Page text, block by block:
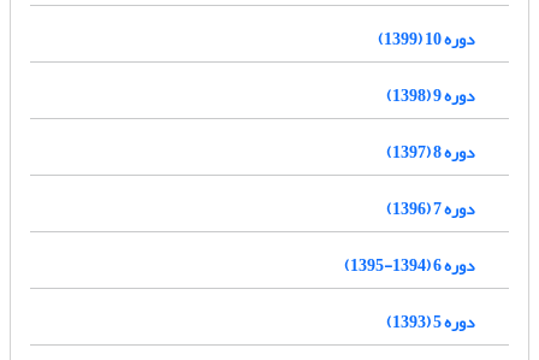
دوره 10 (1399)
دوره 9 (1398)
دوره 8 (1397)
دوره 7 (1396)
دوره 6 (1394-1395)
دوره 5 (1393)